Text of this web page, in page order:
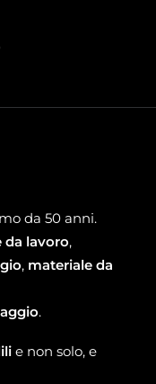
da 50 anni.
da lavoro,
, materiale da
.
e non solo, e